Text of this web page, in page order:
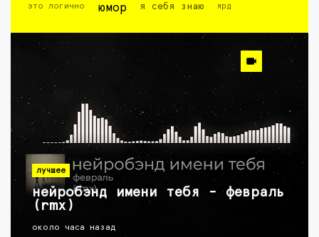
это логично юмор я себя знаю ярд
лучшее
нейробэнд имени тебя - февраль
(rmx)
около часа назад